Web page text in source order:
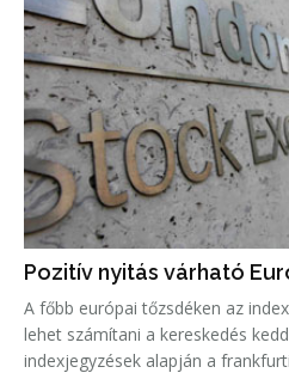
Pozitív nyitás várható
A főbb európai tőzsdéken az
lehet számítani a kereskedés keddi
indexjegyzések alapján a